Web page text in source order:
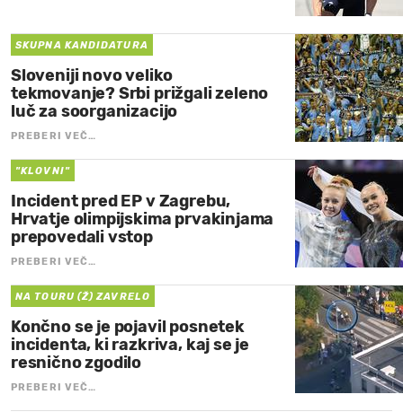
SKUPNA KANDIDATURA
Sloveniji novo veliko
tekmovanje? Srbi prižgali zeleno
luč za soorganizacijo
PREBERI VEČ…
"KLOVNI"
Incident pred EP v Zagrebu,
Hrvatje olimpijskima prvakinjama
prepovedali vstop
PREBERI VEČ…
NA TOURU (Ž) ZAVRELO
Končno se je pojavil posnetek
incidenta, ki razkriva, kaj se je
resnično zgodilo
PREBERI VEČ…